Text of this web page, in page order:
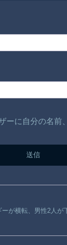
ーに自分の名
が横転、男性2人が